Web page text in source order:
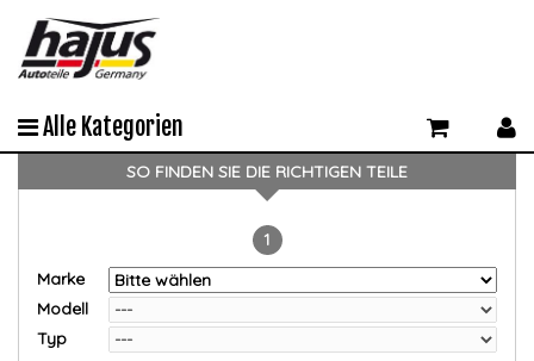
Alle Kategorien
SO FINDEN SIE DIE RICHTIGEN TEILE
1
Marke
Modell
Typ